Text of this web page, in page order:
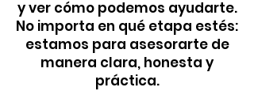
y ver cómo podemos ayudarte.
No importa en qué etapa estés:
estamos para asesorarte de
manera clara, honesta y
práctica.